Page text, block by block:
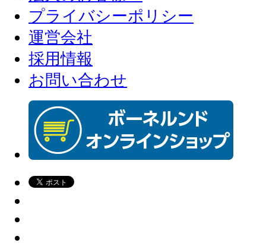
プライバシーポリシー
運営会社
採用情報
お問い合わせ